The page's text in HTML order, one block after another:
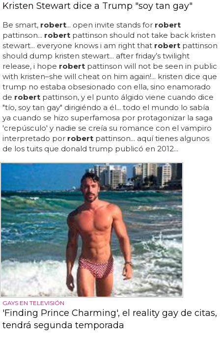
Kristen Stewart dice a Trump "soy tan gay"
Be smart, robert... open invite stands for robert
pattinson... robert pattinson should not take back kristen
stewart... everyone knows i am right that robert pattinson
should dump kristen stewart... after friday’s twilight
release, i hope robert pattinson will not be seen in public
with kristen–she will cheat on him again!... kristen dice que
trump no estaba obsesionado con ella, sino enamorado
de robert pattinson, y el punto álgido viene cuando dice
"tío, soy tan gay" dirigiéndo a él... todo el mundo lo sabía
ya cuando se hizo superfamosa por protagonizar la saga
'crepúsculo' y nadie se creía su romance con el vampiro
interpretado por robert pattinson... aquí tienes algunos
de los tuits que donald trump publicó en 2012...
GAYS EN TELEVISIÓN
'Finding Prince Charming', el reality gay de citas,
tendrá segunda temporada